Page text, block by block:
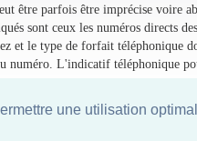
une utilisation
être parfois être imprécise voire
sont ceux les numéros directs
et le type de forfait téléphonique
numéro. L'indicatif téléphonique
Annuaire